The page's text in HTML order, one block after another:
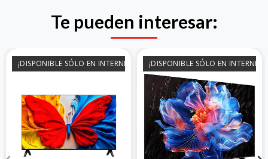
Te pueden interesar:
¡DISPONIBLE SÓLO EN INTERNET! ¡DISPONIBLE SÓLO EN INTERNET!